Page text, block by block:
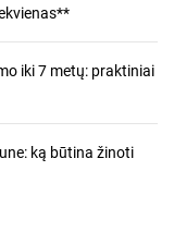
iki 7 metų: praktiniai
ką būtina žinoti